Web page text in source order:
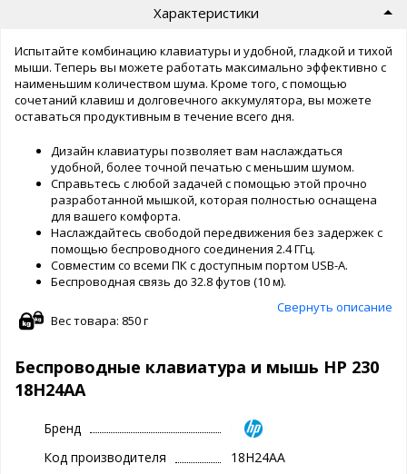
Характеристики
Испытайте комбинацию клавиатуры и удобной, гладкой и тихой
мыши. Теперь вы можете работать максимально эффективно с
наименьшим количеством шума. Кроме того, с помощью
сочетаний клавиш и долговечного аккумулятора, вы можете
оставаться продуктивным в течение всего дня.
Дизайн клавиатуры позволяет вам наслаждаться
удобной, более точной печатью с меньшим шумом.
Справьтесь с любой задачей с помощью этой прочно
разработанной мышкой, которая полностью оснащена
для вашего комфорта.
Наслаждайтесь свободой передвижения без задержек с
помощью беспроводного соединения 2.4 ГГц.
Совместим со всеми ПК с доступным портом USB-A.
Беспроводная связь до 32.8 футов (10 м).
Свернуть описание
Вес товара: 850 г
Беспроводные клавиатура и мышь HP 230
18H24AA
Бренд
Код производителя
18H24AA